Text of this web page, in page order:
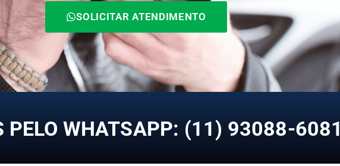
SOLICITAR ATENDIMENTO
PELO WHATSAPP: (11) 93088-6081